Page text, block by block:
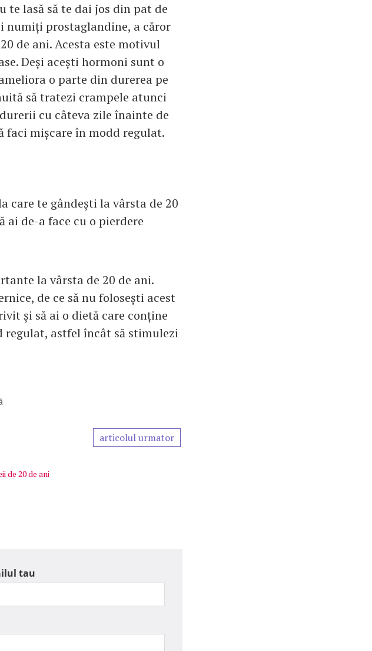
te lasă să te dai jos din pat de
numiți prostaglandine, a căror
de ani. Acesta este motivul
Deși acești hormoni sunt o
o parte din durerea pe
să tratezi crampele atunci
cu câteva zile înainte de
faci mișcare în modd regulat.
care te gândești la vârsta de 20
ai de-a face cu o pierdere
la vârsta de 20 de ani.
de ce să nu folosești acest
și să ai o dietă care conține
regulat, astfel încât să stimulezi
articolul urmator
de 20 de ani
tau